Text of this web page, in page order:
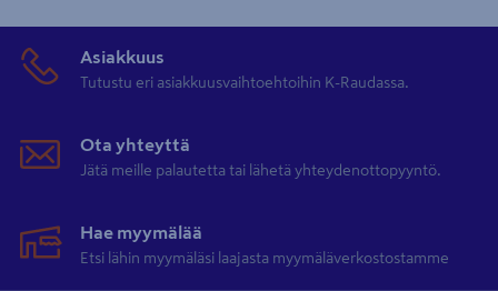
Asiakkuus
Tutustu eri asiakkuusvaihtoehtoihin K-Raudassa.
Ota yhteyttä
Jätä meille palautetta tai lähetä yhteydenottopyyntö.
Hae myymälää
Etsi lähin myymäläsi laajasta myymäläverkostostamme